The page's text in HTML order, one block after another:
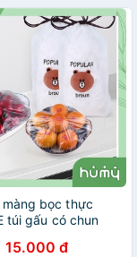
màng bọc thực
túi gấu có chun
15.000 đ